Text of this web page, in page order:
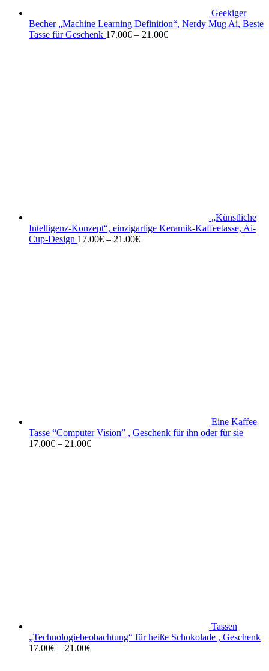
Geekiger
Becher „Machine Learning Definition“, Nerdy Mug Ai, Beste
Tasse für Geschenk 17.00€ – 21.00€
„Künstliche
Intelligenz-Konzept“, einzigartige Keramik-Kaffeetasse, Ai-
Cup-Design 17.00€ – 21.00€
Eine Kaffee
Tasse “Computer Vision” , Geschenk für ihn oder für sie
17.00€ – 21.00€
Tassen
„Technologiebeobachtung“ für heiße Schokolade , Geschenk
17.00€ – 21.00€